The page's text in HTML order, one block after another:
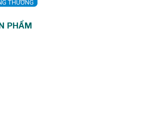
PHẨM